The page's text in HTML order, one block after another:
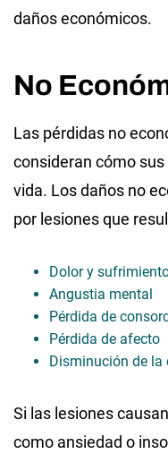
daños económicos.
No
Las pérdidas no
consideran cómo
vida. Los daños no
por lesiones que
Dolor y
Angustia mental
Pérdida de
Pérdida de afecto
Disminución de la
Si las lesiones
como ansiedad o